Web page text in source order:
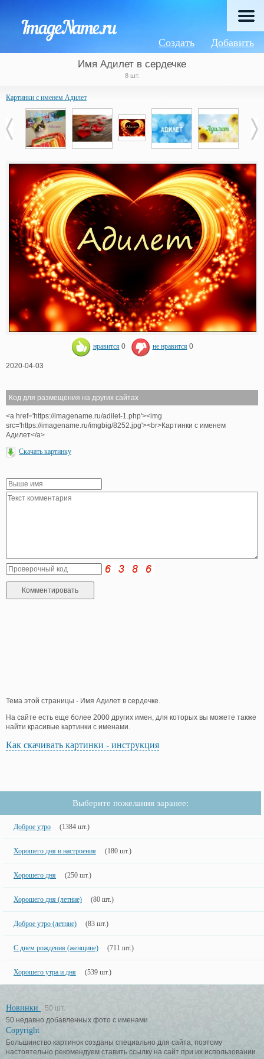
Добавить
Создать
Имя Адилет в сердечке
8 шт.
Картинки с именем Адилет
нравится 0 не нравится 0
2020-04-03
Код для размещения на других сайтах
<a href='https://imagename.ru/adilet-1.php'><img
src='https://imagename.ru/imgbig/8252.jpg'><br>Картинки с именем
Адилет</a>
Скачать картинку
Тема этой страницы - Имя Адилет в сердечке.
На сайте есть еще более 2000 других имен, для которых вы можете также
найти красивые картинки с именами.
Как скачивать картинки - инструкция
Выберите пожелания заранее:
Доброе утро (1384 шт.)
Хорошего дня и настроения (180 шт.)
Хорошего дня (250 шт.)
Хорошего дня (летние) (80 шт.)
Доброе утро (летние) (83 шт.)
С днем рождения (женщине) (711 шт.)
Хорошего утра и дня (539 шт.)
Новинки
50 шт.
50 недавно добавленных фото с именами.
Copyright
Большинство картинок созданы специально для сайта, поэтому
настоятельно рекомендуем ставить ссылку на сайт при их использовании.